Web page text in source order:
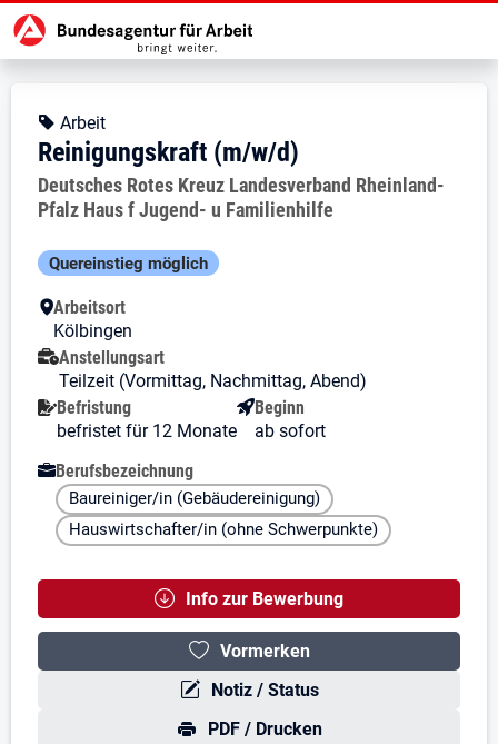
Zur Jobsuche Startseite
Stellendetails zu:
Reinigungskraft (m/w/d)
Reinigungskraft (m/w/d)
Kopfbereich
Angebotsart:
Arbeit
Reinigungskraft (m/w/d)
Arbeitgeber:
Deutsches Rotes Kreuz Landesverband Rheinland-
Pfalz Haus f Jugend- u Familienhilfe
Besondere Merkmale
Quereinstieg möglich
Arbeitsort
Kölbingen
Anstellungsart
Teilzeit (Vormittag, Nachmittag, Abend)
Befristung
befristet für 12 Monate
Beginn
ab sofort
Berufsbezeichnung
Baureiniger/in (Gebäudereinigung)
Hauswirtschafter/in (ohne Schwerpunkte)
Info zur Bewerbung
Vormerken
Notiz / Status
PDF / Drucken